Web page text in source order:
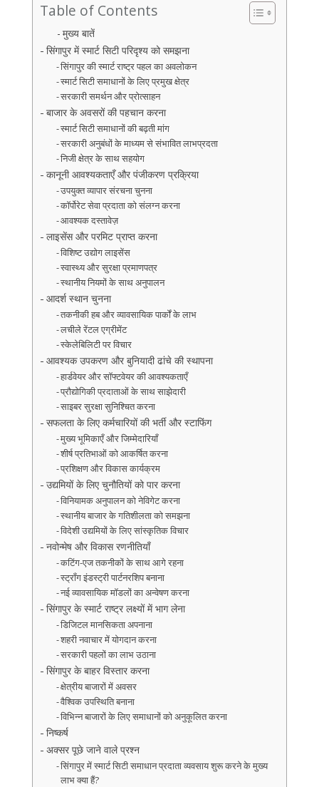
Table of Contents
मुख्य बातें
सिंगापुर में स्मार्ट सिटी परिदृश्य को समझना
सिंगापुर की स्मार्ट राष्ट्र पहल का अवलोकन
स्मार्ट सिटी समाधानों के लिए प्रमुख क्षेत्र
सरकारी समर्थन और प्रोत्साहन
बाजार के अवसरों की पहचान करना
स्मार्ट सिटी समाधानों की बढ़ती मांग
सरकारी अनुबंधों के माध्यम से संभावित लाभप्रदता
निजी क्षेत्र के साथ सहयोग
कानूनी आवश्यकताएँ और पंजीकरण प्रक्रिया
उपयुक्त व्यापार संरचना चुनना
कॉर्पोरेट सेवा प्रदाता को संलग्न करना
आवश्यक दस्तावेज़
लाइसेंस और परमिट प्राप्त करना
विशिष्ट उद्योग लाइसेंस
स्वास्थ्य और सुरक्षा प्रमाणपत्र
स्थानीय नियमों के साथ अनुपालन
आदर्श स्थान चुनना
तकनीकी हब और व्यावसायिक पार्कों के लाभ
लचीले रेंटल एग्रीमेंट
स्केलेबिलिटी पर विचार
आवश्यक उपकरण और बुनियादी ढांचे की स्थापना
हार्डवेयर और सॉफ्टवेयर की आवश्यकताएँ
प्रौद्योगिकी प्रदाताओं के साथ साझेदारी
साइबर सुरक्षा सुनिश्चित करना
सफलता के लिए कर्मचारियों की भर्ती और स्टाफिंग
मुख्य भूमिकाएँ और जिम्मेदारियाँ
शीर्ष प्रतिभाओं को आकर्षित करना
प्रशिक्षण और विकास कार्यक्रम
उद्यमियों के लिए चुनौतियों को पार करना
विनियामक अनुपालन को नेविगेट करना
स्थानीय बाजार के गतिशीलता को समझना
विदेशी उद्यमियों के लिए सांस्कृतिक विचार
नवोन्मेष और विकास रणनीतियाँ
कटिंग-एज तकनीकों के साथ आगे रहना
स्ट्रॉंग इंडस्ट्री पार्टनरशिप बनाना
नई व्यावसायिक मॉडलों का अन्वेषण करना
सिंगापुर के स्मार्ट राष्ट्र लक्ष्यों में भाग लेना
डिजिटल मानसिकता अपनाना
शहरी नवाचार में योगदान करना
सरकारी पहलों का लाभ उठाना
सिंगापुर के बाहर विस्तार करना
क्षेत्रीय बाजारों में अवसर
वैश्विक उपस्थिति बनाना
विभिन्न बाजारों के लिए समाधानों को अनुकूलित करना
निष्कर्ष
अक्सर पूछे जाने वाले प्रश्न
सिंगापुर में स्मार्ट सिटी समाधान प्रदाता व्यवसाय शुरू करने के मुख्य
लाभ क्या हैं?